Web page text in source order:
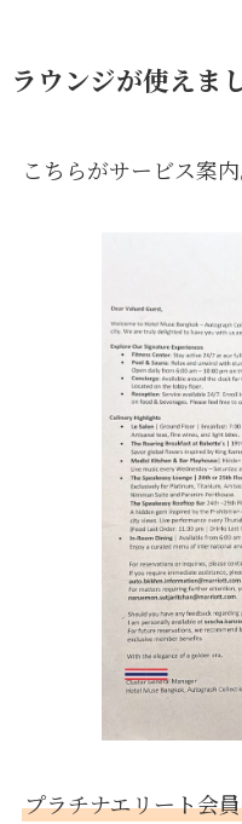
ラウンジが使えま
こちらがサービス案
プラチナエリート会